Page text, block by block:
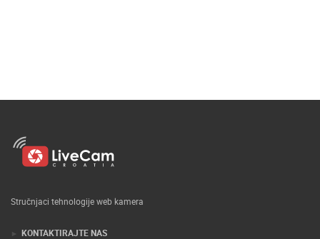
Stručnjaci tehnologije web kamera
KONTAKTIRAJTE NAS